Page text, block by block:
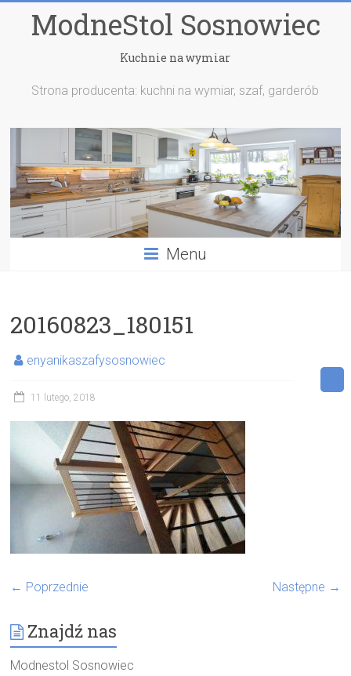
ModneStol Sosnowiec
Kuchnie na wymiar
Strona producenta: kuchni na wymiar, szaf, garderób
Menu
20160823_180151
enyanikaszafysosnowiec
11 lutego, 2018
← Poprzednie Następne →
Znajdź nas
Modnestol Sosnowiec